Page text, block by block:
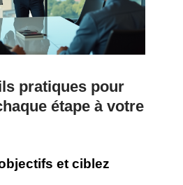
pratiques pour
étape à votre
et ciblez